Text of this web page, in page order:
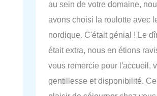
au sein de votre domaine,
avons choisi la roulotte avec
nordique. C'était génial ! Le
était extra, nous en étions
vous remercie pour l'accueil,
gentillesse et disponibilité.